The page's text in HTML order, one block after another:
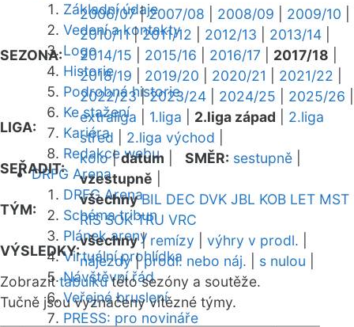
Základní údaje
Vedení a kontakty
Logo
Historie
Podrobná historie
Ke stažení
Kariéra
Redakce webu
DRFG Arena
DRFG Arena
Schéma tribun
Plánek areny
Virtuální prohlídka
Návštěvní řád
Veřejné bruslení
PRESS: pro novináře
SEZONA:
2006/07|2007/08 2008/09 2009/10
2010/11|2011/12 2012/13 2013/14
2014/15
2015/16 2016/17 2017/18
2018/19
2019/20 2020/21 2021/22
2022/23|2023/24 2024/25 2025/26
LIGA:
extraliga 1.liga 2.liga západ
2.liga
střed
2.liga východ
SEŘADIT:
kolo|datum SMĚR: sestupně
vzestupně
TÝM:
všechny BIL DEC DVK JBL KOB LET MST
RIS SOK TRU VRC
VÝSLEDKY:
všechny| remízy výhry v prodl.
nájezdy|prodl. nebo náj. s nulou
Zobrazittabulkutéto sezóny a soutěže.
Tučně jsou vyznačeny vítězné týmy.